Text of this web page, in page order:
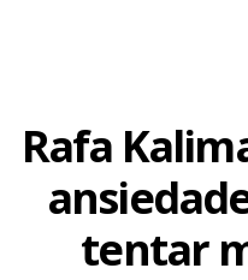
Rafa
tentar